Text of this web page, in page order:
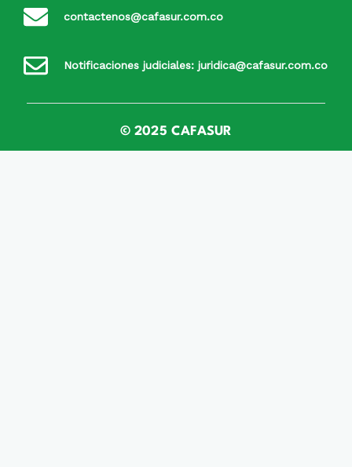
contactenos@cafasur.com.co
Notificaciones judiciales: juridica@cafasur.com.co
© 2025 CAFASUR